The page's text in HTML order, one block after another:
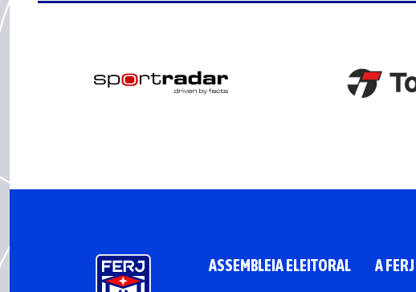
ASSEMBLEIA ELEITORAL
A FERJ